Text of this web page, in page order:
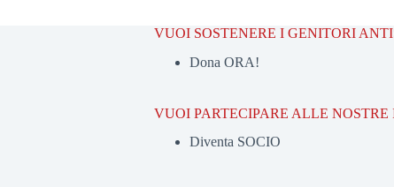
VUOI SOSTENERE I GENITORI
Dona ORA!
VUOI PARTECIPARE ALLE
Diventa SOCIO